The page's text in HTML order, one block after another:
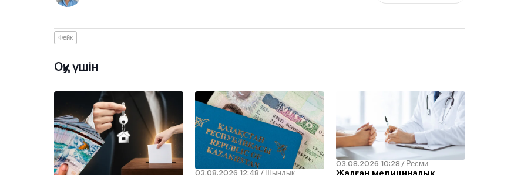
Фейк
Оқу үшін
03.08.2026 12:48 / Шындық
03.08.2026 10:28 / Ресми